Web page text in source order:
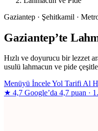
Gaziantep · Şehitkamil ·
Gaziantep’te
Hızlı ve doyurucu bir lezzet
usulü lahmacun ve pide
Menüyü İnceleYol Tarifi Al
★ 4,7 Google’da 4,7 puan ·